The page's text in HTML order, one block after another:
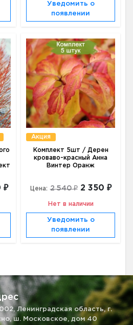
Уведомить о
появлении
₽
Акция
Комплект 5шт / Дерен
кроваво-красный Анна
Винтер Оранж
Цена: 2 540 ₽ 2 350 ₽
Нет в наличии
Уведомить о
появлении
Ленинградская область, г.
ш. Московское, дом 40